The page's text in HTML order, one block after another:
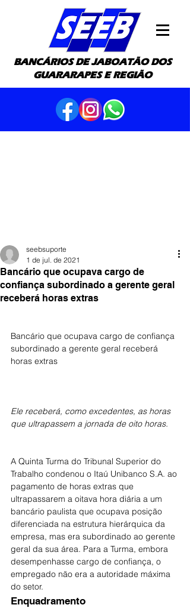
BANCÁRIOS DE JABOATÃO DOS
GUARARAPES E REGIÃO
Bancário que ocupava cargo de
confiança subordinado a gerente geral
receberá horas extras
seebsuporte
1 de jul. de 2021
Bancário que ocupava cargo de confiança
subordinado a gerente geral receberá
horas extras
Ele receberá, como excedentes, as horas
que ultrapassem a jornada de oito horas.
A Quinta Turma do Tribunal Superior do
Trabalho condenou o Itaú Unibanco S.A. ao
pagamento de horas extras que
ultrapassarem a oitava hora diária a um
bancário paulista que ocupava posição
diferenciada na estrutura hierárquica da
empresa, mas era subordinado ao gerente
geral da sua área. Para a Turma, embora
desempenhasse cargo de confiança, o
empregado não era a autoridade máxima
do setor.
Enquadramento